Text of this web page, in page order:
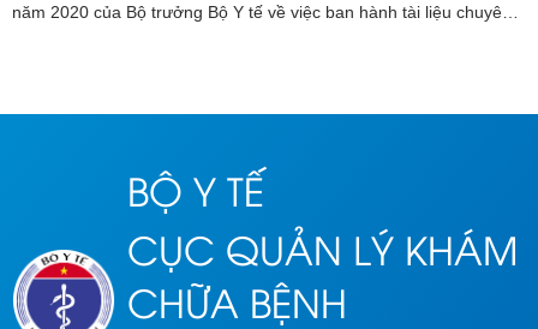
năm 2020 của Bộ trưởng Bộ Y tế về việc ban hành tài liệu chuyên
BỘ Y TẾ
CỤC QUẢN LÝ KHÁM
CHỮA BỆNH